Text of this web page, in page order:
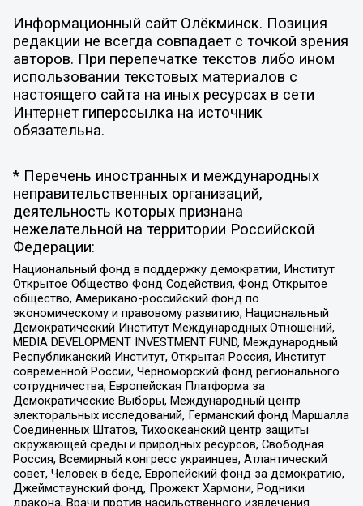
Информационный сайт Олёкминск. Позиция
редакции не всегда совпадает с точкой зрения
авторов. При перепечатке текстов либо ином
использовании текстовых материалов с
настоящего сайта на иных ресурсах в сети
Интернет гиперссылка на источник
обязательна.
* Перечень иностранных и международных
неправительственных организаций,
деятельность которых признана
нежелательной на территории Российской
Федерации:
Национальный фонд в поддержку демократии, Институт
Открытое Общество Фонд Содействия, Фонд Открытое
общество, Американо-российский фонд по
экономическому и правовому развитию, Национальный
Демократический Институт Международных Отношений,
MEDIA DEVELOPMENT INVESTMENT FUND, Международный
Республиканский Институт, Открытая Россия, Институт
современной России, Черноморский фонд регионального
сотрудничества, Европейская Платформа за
Демократические Выборы, Международный центр
электоральных исследований, Германский фонд Маршалла
Соединенных Штатов, Тихоокеанский центр защиты
окружающей среды и природных ресурсов, Свободная
Россия, Всемирный конгресс украинцев, Атлантический
совет, Человек в беде, Европейский фонд за демократию,
Джеймстаунский фонд, Прожект Хармони, Родники
дракона, Врачи против насильственного извлечения